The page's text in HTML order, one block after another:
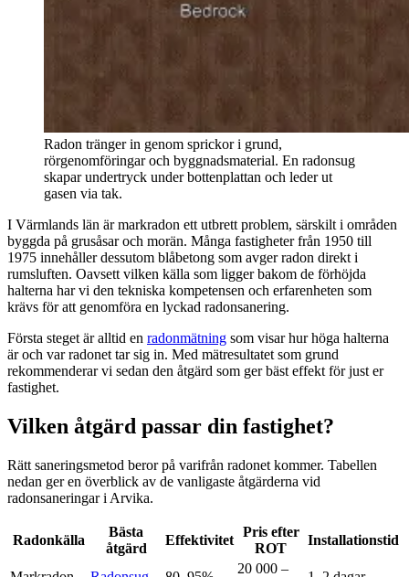
Radon tränger in genom sprickor i grund,
rörgenomföringar och byggnadsmaterial. En radonsug
skapar undertryck under bottenplattan och leder ut
gasen via tak.
I Värmlands län är markradon ett utbrett problem, särskilt i områden
byggda på grusåsar och morän. Många fastigheter från 1950 till
1975 innehåller dessutom blåbetong som avger radon direkt i
rumsluften. Oavsett vilken källa som ligger bakom de förhöjda
halterna har vi den tekniska kompetensen och erfarenheten som
krävs för att genomföra en lyckad radonsanering.
Första steget är alltid en radonmätning som visar hur höga halterna
är och var radonet tar sig in. Med mätresultatet som grund
rekommenderar vi sedan den åtgärd som ger bäst effekt för just er
fastighet.
Vilken åtgärd passar din fastighet?
Rätt saneringsmetod beror på varifrån radonet kommer. Tabellen
nedan ger en överblick av de vanligaste åtgärderna vid
radonsaneringar i Arvika.
Radonkälla
Bästa
åtgärd
Effektivitet
Pris efter
ROT
Installationstid
20 000 –